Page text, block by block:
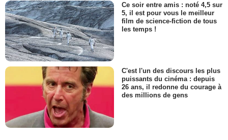
Ce soir entre amis : noté 4,5 sur
5, il est pour vous le meilleur
film de science-fiction de tous
les temps !
C'est l'un des discours les plus
puissants du cinéma : depuis
26 ans, il redonne du courage à
des millions de gens